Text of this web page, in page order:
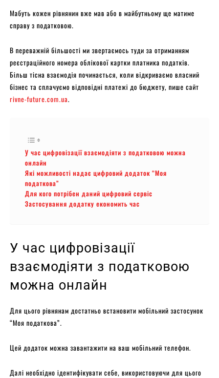
Мабуть кожен рівнянин вже мав або в майбутньому ще матиме
справу з податковою.
В переважній більшості ми звертаємось туди за отриманням
реєстраційного номера облікової картки платника податків.
Більш тісна взаємодія починається, коли відкриваємо власний
бізнес та сплачуємо відповідні платежі до бюджету, пише сайт
rivne-future.com.ua.
У час цифровізації взаємодіяти з податковою можна
онлайн
Які можливості надає цифровий додаток “Моя
податкова”
Для кого потрібен даний цифровий сервіс
Застосування додатку економить час
У час цифровізації
взаємодіяти з податковою
можна онлайн
Для цього рівнянам достатньо встановити мобільний застосунок
“Моя податкова”.
Цей додаток можна завантажити на ваш мобільний телефон.
Далі необхідно ідентифікувати себе, використовуючи для цього